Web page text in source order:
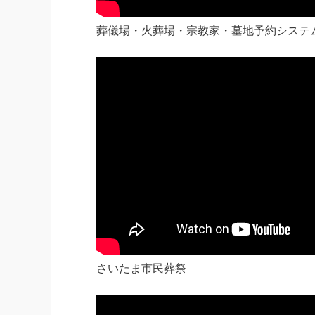
葬儀場・火葬場・宗教家・墓地予約システ
さいたま市民葬祭